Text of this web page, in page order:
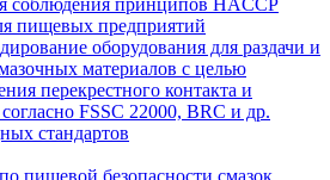
соблюдения принципов HACCP
пищевых предприятий
оборудования для раздачи и
материалов с целью
перекрестного контакта и
согласно FSSC 22000, BRC и др.
стандартов
пищевой безопасности смазок